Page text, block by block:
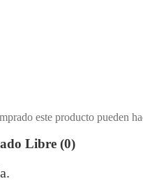
este producto pueden
Libre (0)